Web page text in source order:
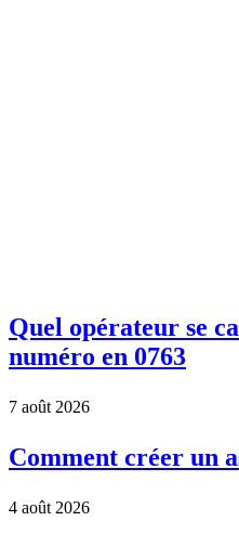
Quel opérateur se
numéro en 0763
7 août 2026
Comment créer un
4 août 2026